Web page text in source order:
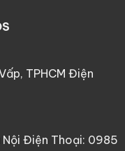
TPHCM Điện
Nội Điện Thoại: 0985